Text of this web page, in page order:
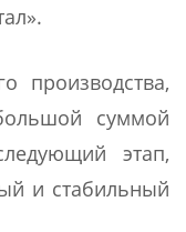
суммой
этап,
и стабильный